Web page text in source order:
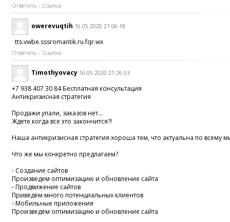
Ответить Ссылка
owerevuqtih 16.05.2020 21:06:18
tts.vwbe.sssromantik.ru.fqr.wx
Ответить Ссылка
Timothyovacy 16.05.2020 21:26:53
+7 938 407 30 84 Бесплатная консультация
Антикризисная стратегия
Продажи упали, заказов нет...
Ждете когда все это закончится?!
Наша антикризисная стратегия хороша тем, что актуальна по
Что же мы конкретно предлагаем?
- Создание сайтов
Произведем оптимизацию и обновление сайта
- Продвижение сайтов
Приведём много потенциальных клиентов
- Мобильные приложения
Произведем оптимизацию и обновление сайта